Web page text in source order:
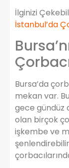
İlginizi
İstanbul’da
Bursa’da
mekan var.
gece gündüz
olan birçok
işkembe ve